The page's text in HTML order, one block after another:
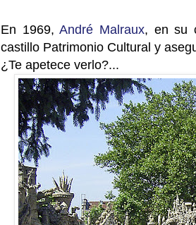
En 1969,André Malraux, en su
castillo Patrimonio Cultural y
¿Te apetece verlo?...